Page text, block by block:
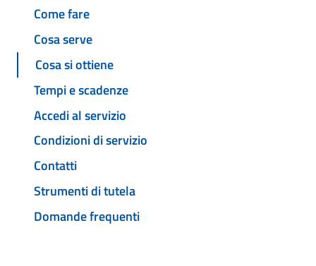
Come fare
Cosa serve
Cosa si ottiene
Tempi e scadenze
Accedi al servizio
Condizioni di servizio
Contatti
Strumenti di tutela
Domande frequenti